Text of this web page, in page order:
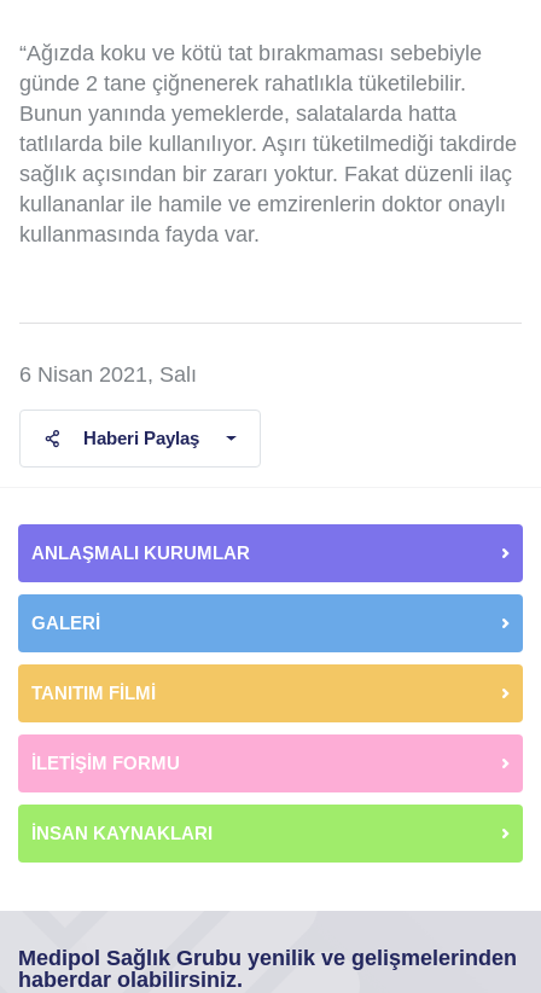
“Ağızda koku ve kötü tat bırakmaması sebebiyle
günde 2 tane çiğnenerek rahatlıkla tüketilebilir.
Bunun yanında yemeklerde, salatalarda hatta
tatlılarda bile kullanılıyor. Aşırı tüketilmediği takdirde
sağlık açısından bir zararı yoktur. Fakat düzenli ilaç
kullananlar ile hamile ve emzirenlerin doktor onaylı
kullanmasında fayda var.
6 Nisan 2021, Salı
Haberi Paylaş
ANLAŞMALI KURUMLAR
GALERİ
TANITIM FİLMİ
İLETİŞİM FORMU
İNSAN KAYNAKLARI
Medipol Sağlık Grubu yenilik ve gelişmelerinden
haberdar olabilirsiniz.